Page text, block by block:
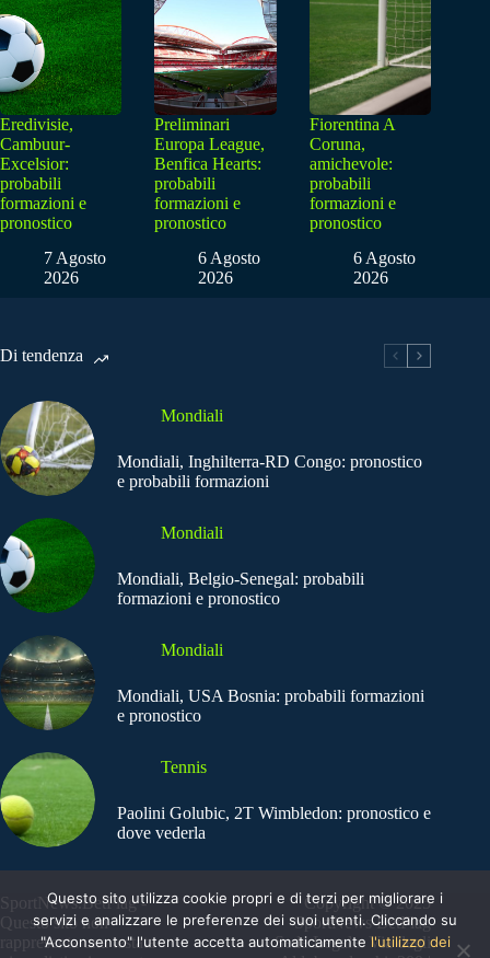
Eredivisie,
Cambuur-
Excelsior:
probabili
formazioni e
pronostico
7 Agosto
2026
Preliminari
Europa League,
Benfica Hearts:
probabili
formazioni e
pronostico
6 Agosto
2026
Fiorentina A
Coruna,
amichevole:
probabili
formazioni e
pronostico
6 Agosto
2026
Di tendenza
Mondiali
Mondiali, Inghilterra-RD Congo: pronostico
e probabili formazioni
Mondiali
Mondiali, Belgio-Senegal: probabili
formazioni e pronostico
Mondiali
Mondiali, USA Bosnia: probabili formazioni
e pronostico
Tennis
Paolini Golubic, 2T Wimbledon: pronostico e
dove vederla
SportNews.BetFlag -
Questo sito non
rappresenta una testata
Copyright © 2025
SportNews BetFlag
Sede Legale: Via degli
Questo sito utilizza cookie propri e di terzi per migliorare i
servizi e analizzare le preferenze dei suoi utenti. Cliccando su
"Acconsento" l'utente accetta automaticamente l'utilizzo dei